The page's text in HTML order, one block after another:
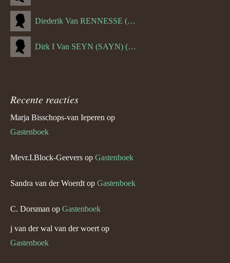
Diederik Van RENNESSE (--1144)
Dirk I Van SEYN (SAYN) (--1120)
Recente reacties
Marja Bisschops-van Ieperen op
Gastenboek
Mevr.I.Block-Geevers op Gastenboek
Sandra van der Woerdt op Gastenboek
C. Dorsman op Gastenboek
j van der wal van der woert op
Gastenboek